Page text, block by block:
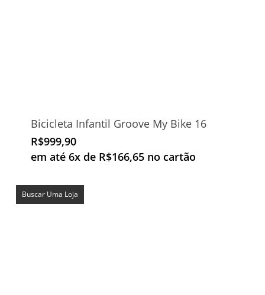
Bicicleta Infantil Groove My Bike 16
R$999,90
em até 6x de R$166,65 no cartão
Buscar Uma Loja